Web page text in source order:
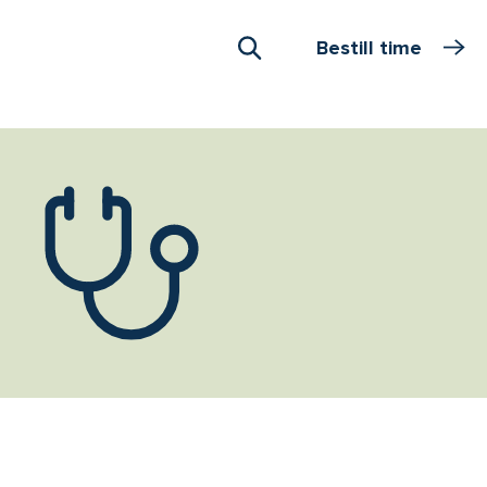
Bestill time